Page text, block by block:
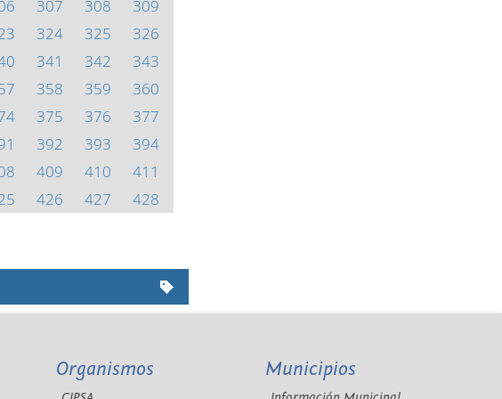
307 308
309
324 325
326
341 342
343
358 359
360
375 376
377
392 393
394
409 410
411
426 427
428
Organismos Municipios